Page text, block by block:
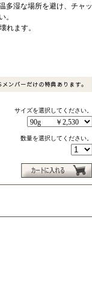
多湿な場所を避け、チャッ
。
れます。
サイズを選択してください。
数量を選択してください。